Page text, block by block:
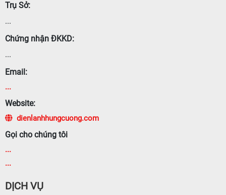
Trụ Sở:
...
Chứng nhận ĐKKD:
...
Email:
...
Website:
dienlanhhungcuong.com
Gọi cho chúng tôi
...
...
DỊCH VỤ